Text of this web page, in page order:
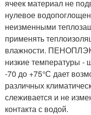
ячеек материал не
нулевое
неизменными
применять
влажности.
низкие температуры -
-70 до +75°С дает
различных
слеживается и не
контакта с водой.